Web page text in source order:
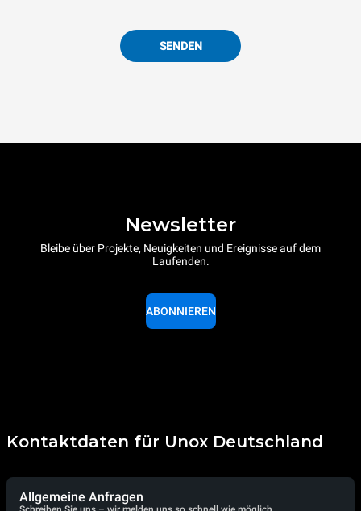
SENDEN
Newsletter
Bleibe über Projekte, Neuigkeiten und Ereignisse auf dem
Laufenden.
ABONNIEREN
Kontaktdaten für Unox Deutschland
Allgemeine Anfragen